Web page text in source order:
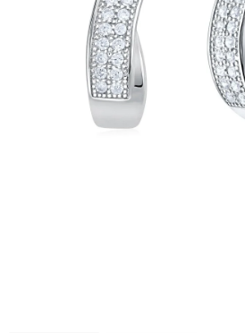
Doprava a platba Vrátenie, výmena,
Obchodné podmienky
Ochrana